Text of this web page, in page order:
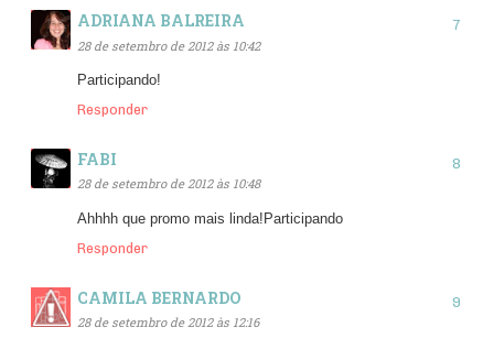
ADRIANA BALREIRA
28 de setembro de 2012 às 10:42
Participando!
Responder
FABI
28 de setembro de 2012 às 10:48
Ahhhh que promo mais linda!Participando
Responder
CAMILA BERNARDO
28 de setembro de 2012 às 12:16